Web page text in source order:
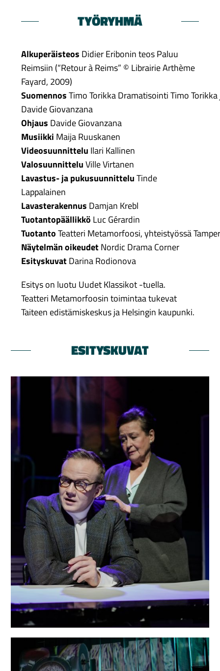
TYÖRYHMÄ
Alkuperäisteos Didier Eribonin teos Paluu
Reimsiin (“Retour à Reims” © Librairie Arthème
Fayard, 2009)
SuomennosTimo Torikka Dramatisointi Timo Torikka
Davide Giovanzana
Ohjaus Davide Giovanzana
Musiikki Maija Ruuskanen
Videosuunnittelu Ilari Kallinen
ValosuunnitteluVille Virtanen
Lavastus- ja pukusuunnitteluTinde
Lappalainen
Lavasterakennus Damjan Krebl
Tuotantopäällikkö Luc Gérardin
TuotantoTeatteri Metamorfoosi, yhteistyössä
Näytelmän oikeudetNordic Drama Corner
EsityskuvatDarina Rodionova
Esitys on luotu Uudet Klassikot -tuella.
Teatteri Metamorfoosin toimintaa tukevat
Taiteen edistämiskeskus ja Helsingin kaupunki.
ESITYSKUVAT